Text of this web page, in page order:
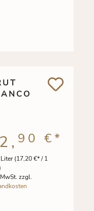
(17,20 €* / 1
zzgl.
90 €*